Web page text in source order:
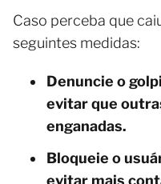
Caso perceba que
seguintes medidas:
Denuncie o
evitar que
enganadas.
Bloqueie o